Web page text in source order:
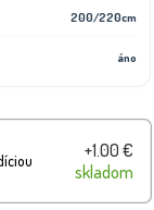
200/220cm
áno
+1.00 €
skladom